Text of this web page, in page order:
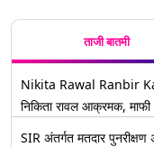
ताजी बातमी
Nikita Rawal Ranbir
निकिता रावल आक्रमक, माफी
SIR अंतर्गत मतदार पुनरीक्षण